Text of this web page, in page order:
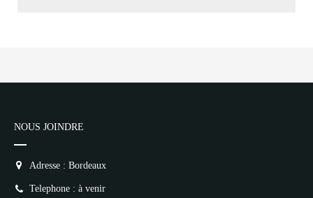
NOUS JOINDRE
Adresse : Bordeaux
Telephone : à venir